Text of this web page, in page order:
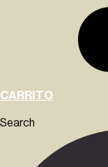
CARRITO
Search